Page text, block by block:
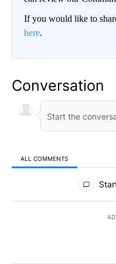
If you would like to
here.
Conversation
ALL COMMENTS
All Comments